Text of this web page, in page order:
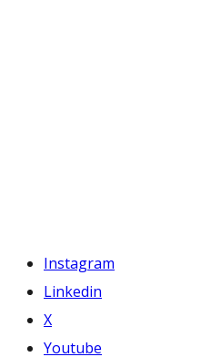
Instagram
Linkedin
X
Youtube